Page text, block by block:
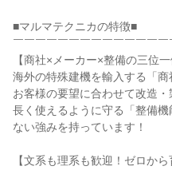
■マルマテクニカの特徴■
￣￣￣￣￣￣￣￣￣￣￣￣￣￣
【商社×メーカー×整備の三位一
海外の特殊建機を輸入する「商
お客様の要望に合わせて改造・
長く使えるように守る「整備
ない強みを持っています！
【文系も理系も歓迎！ゼロから